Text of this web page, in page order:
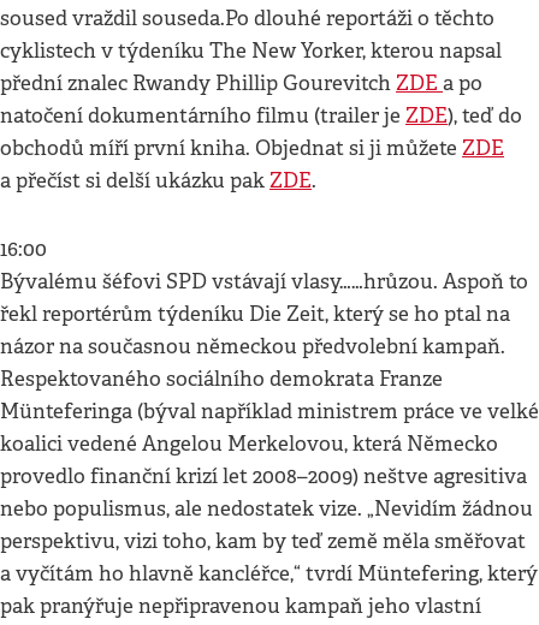
soused vraždil souseda.Po dlouhé reportáži o těchto
cyklistech v týdeníku The New Yorker, kterou napsal
přední znalec Rwandy Phillip GourevitchZDE a po
natočení dokumentárního filmu (trailer je ZDE), teď do
obchodů míří první kniha. Objednat si ji můžete ZDE
a přečíst si delší ukázku pakZDE.
16:00
Bývalému šéfovi SPD vstávají vlasy……hrůzou. Aspoň to
řekl reportérům týdeníku Die Zeit, který se ho ptal na
názor na současnou německou předvolební kampaň.
Respektovaného sociálního demokrata Franze
Münteferinga (býval například ministrem práce ve velké
koalici vedené Angelou Merkelovou, která Německo
provedlo finanční krizí let 2008–2009) neštve agresitiva
nebo populismus, ale nedostatek vize. „Nevidím žádnou
perspektivu, vizi toho, kam by teď země měla směřovat
a vyčítám ho hlavně kancléřce,“ tvrdí Müntefering, který
pak pranýřuje nepřipravenou kampaň jeho vlastní